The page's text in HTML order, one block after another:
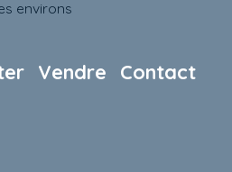
Vendre Contact